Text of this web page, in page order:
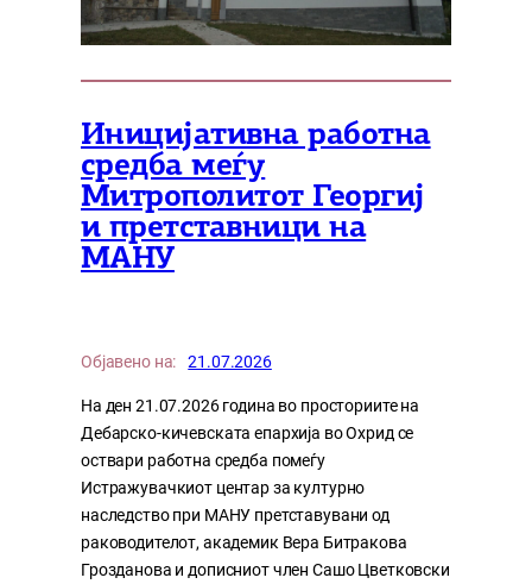
Иницијативна работна
средба меѓу
Митрополитот Георгиј
и претставници на
МАНУ
Објавено на: 21.07.2026
На ден 21.07.2026 година во просториите на
Дебарско-кичевската епархија во Охрид се
оствари работна средба помеѓу
Истражувачкиот центар за културно
наследство при МАНУ претставувани од
раководителот, академик Вера Битракова
Грозданова и дописниот член Сашо Цветковски